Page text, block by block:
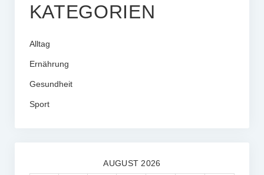
KATEGORIEN
Alltag
Ernährung
Gesundheit
Sport
AUGUST 2026